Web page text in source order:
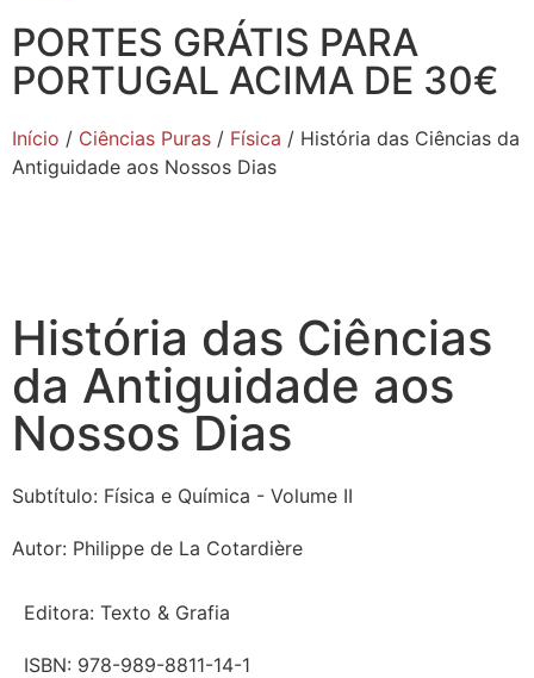
PORTES GRÁTIS PARA
PORTUGAL ACIMA DE 30€
Início / Ciências Puras / Física / História das Ciências da
Antiguidade aos Nossos Dias
História das Ciências
da Antiguidade aos
Nossos Dias
Subtítulo: Física e Química - Volume II
Autor: Philippe de La Cotardière
Editora: Texto & Grafia
ISBN: 978-989-8811-14-1